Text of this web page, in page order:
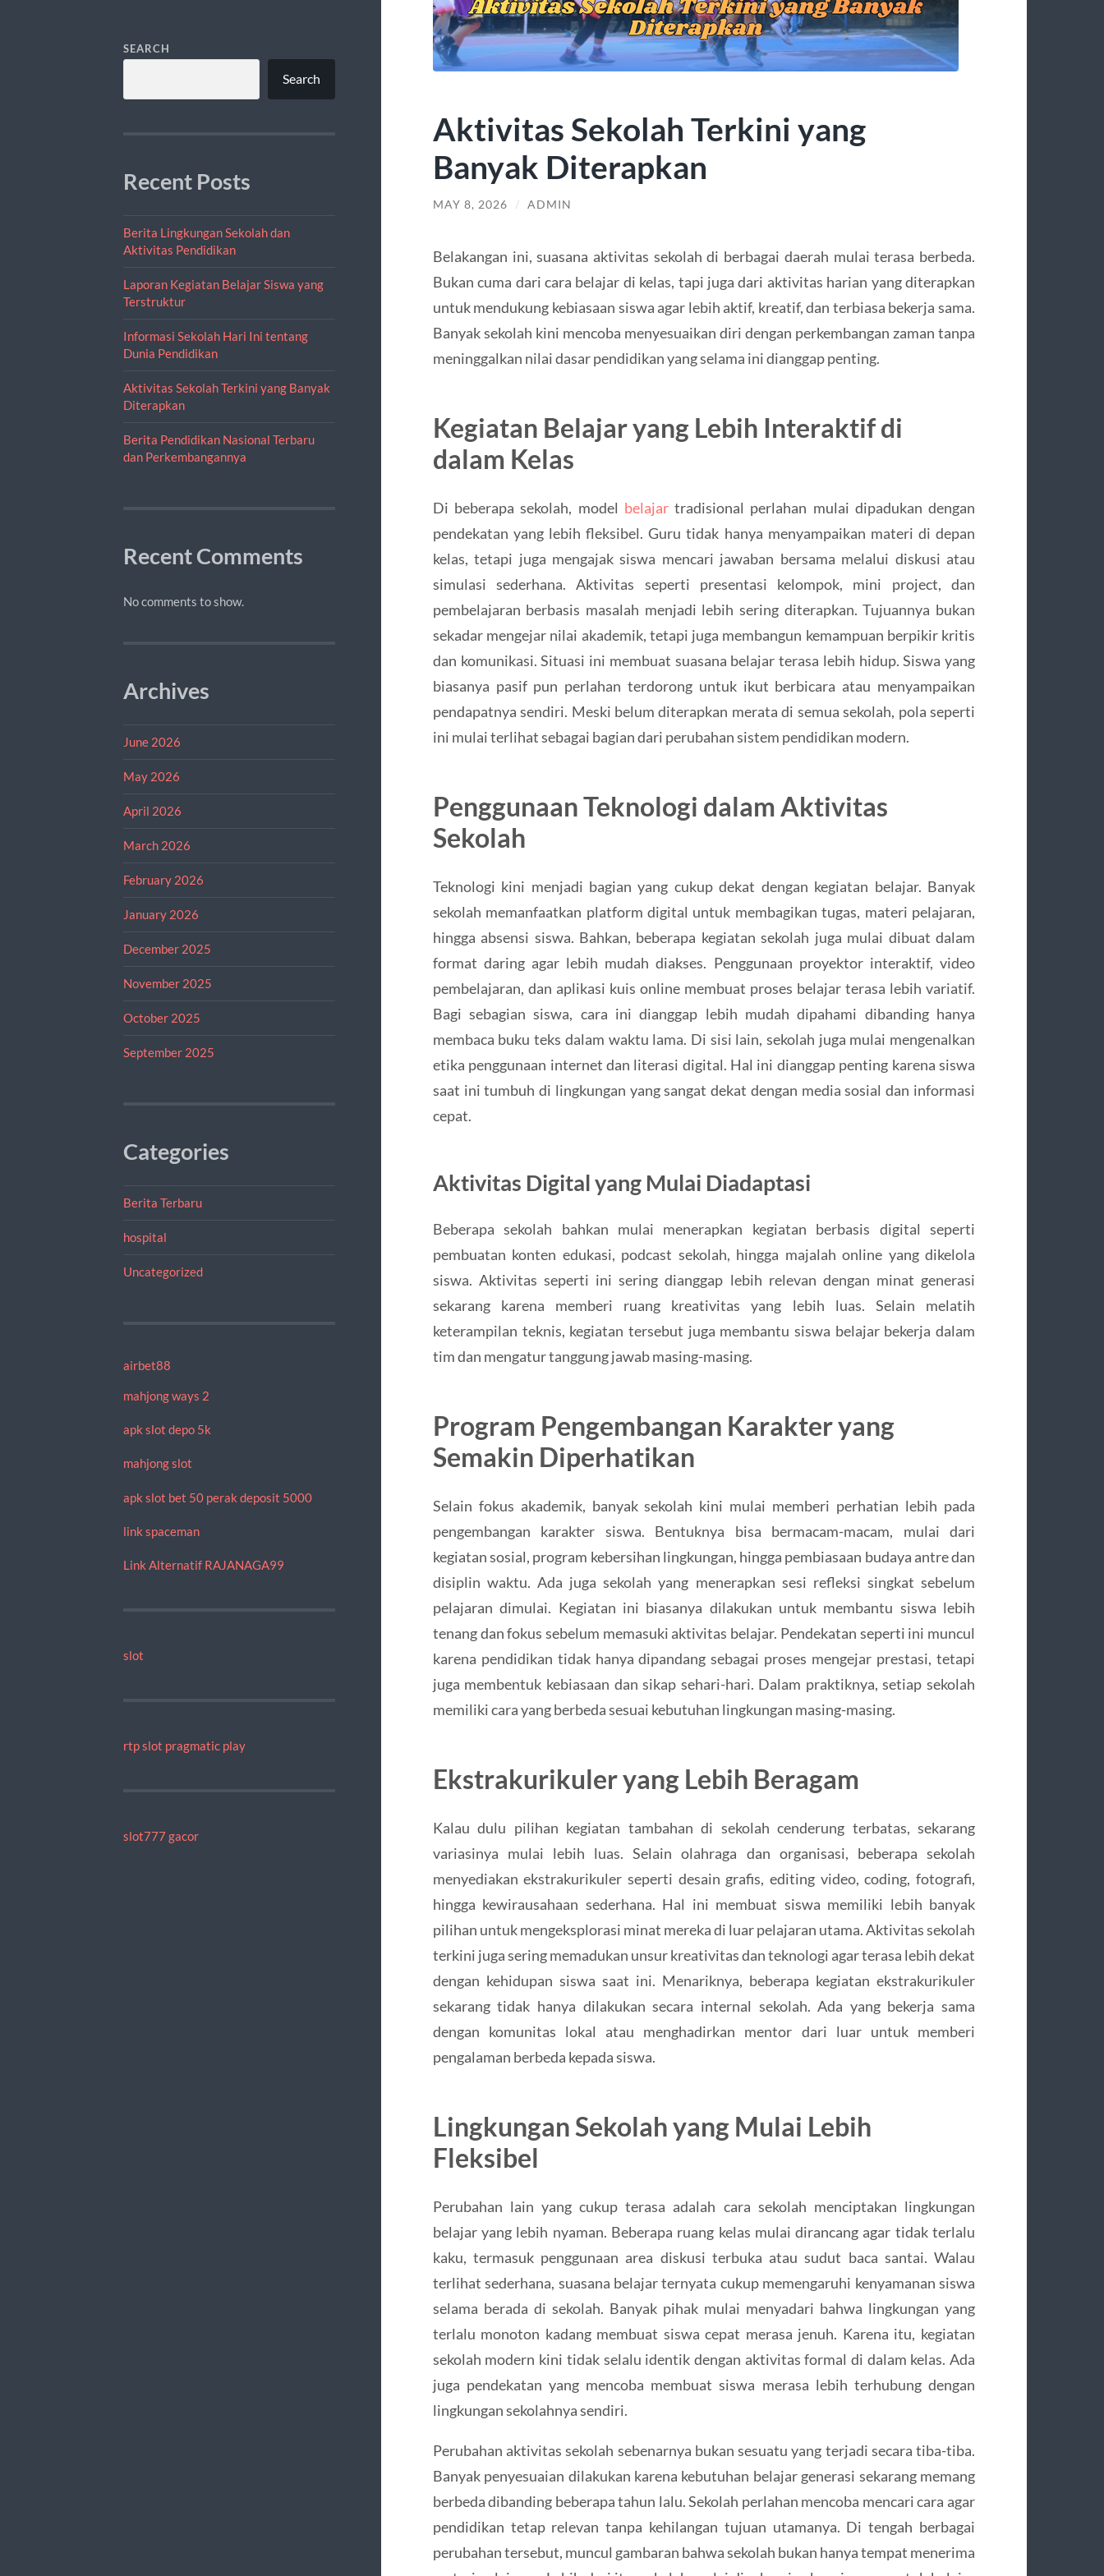
SEARCH
Search
Recent Posts
Berita Lingkungan Sekolah dan
Aktivitas Pendidikan
Laporan Kegiatan Belajar Siswa yang
Terstruktur
Informasi Sekolah Hari Ini tentang
Dunia Pendidikan
Aktivitas Sekolah Terkini yang Banyak
Diterapkan
Berita Pendidikan Nasional Terbaru
dan Perkembangannya
Recent Comments
No comments to show.
Archives
June 2026
May 2026
April 2026
March 2026
February 2026
January 2026
December 2025
November 2025
October 2025
September 2025
Categories
Berita Terbaru
hospital
Uncategorized
airbet88
mahjong ways 2
apk slot depo 5k
mahjong slot
apk slot bet 50 perak deposit 5000
link spaceman
Link Alternatif RAJANAGA99
slot
rtp slot pragmatic play
slot777 gacor
Aktivitas Sekolah Terkini yang
Banyak Diterapkan
MAY 8, 2026 / ADMIN
Belakangan ini, suasana aktivitas sekolah di berbagai daerah mulai terasa berbeda.
Bukan cuma dari cara belajar di kelas, tapi juga dari aktivitas harian yang diterapkan
untuk mendukung kebiasaan siswa agar lebih aktif, kreatif, dan terbiasa bekerja sama.
Banyak sekolah kini mencoba menyesuaikan diri dengan perkembangan zaman tanpa
meninggalkan nilai dasar pendidikan yang selama ini dianggap penting.
Kegiatan Belajar yang Lebih Interaktif di
dalam Kelas
Di beberapa sekolah, model belajartradisional perlahan mulai dipadukan dengan
pendekatan yang lebih fleksibel. Guru tidak hanya menyampaikan materi di depan
kelas, tetapi juga mengajak siswa mencari jawaban bersama melalui diskusi atau
simulasi sederhana. Aktivitas seperti presentasi kelompok, mini project, dan
pembelajaran berbasis masalah menjadi lebih sering diterapkan. Tujuannya bukan
sekadar mengejar nilai akademik, tetapi juga membangun kemampuan berpikir kritis
dan komunikasi. Situasi ini membuat suasana belajar terasa lebih hidup. Siswa yang
biasanya pasif pun perlahan terdorong untuk ikut berbicara atau menyampaikan
pendapatnya sendiri. Meski belum diterapkan merata di semua sekolah, pola seperti
ini mulai terlihat sebagai bagian dari perubahan sistem pendidikan modern.
Penggunaan Teknologi dalam Aktivitas
Sekolah
Teknologi kini menjadi bagian yang cukup dekat dengan kegiatan belajar. Banyak
sekolah memanfaatkan platform digital untuk membagikan tugas, materi pelajaran,
hingga absensi siswa. Bahkan, beberapa kegiatan sekolah juga mulai dibuat dalam
format daring agar lebih mudah diakses. Penggunaan proyektor interaktif, video
pembelajaran, dan aplikasi kuis online membuat proses belajar terasa lebih variatif.
Bagi sebagian siswa, cara ini dianggap lebih mudah dipahami dibanding hanya
membaca buku teks dalam waktu lama. Di sisi lain, sekolah juga mulai mengenalkan
etika penggunaan internet dan literasi digital. Hal ini dianggap penting karena siswa
saat ini tumbuh di lingkungan yang sangat dekat dengan media sosial dan informasi
cepat.
Aktivitas Digital yang Mulai Diadaptasi
Beberapa sekolah bahkan mulai menerapkan kegiatan berbasis digital seperti
pembuatan konten edukasi, podcast sekolah, hingga majalah online yang dikelola
siswa. Aktivitas seperti ini sering dianggap lebih relevan dengan minat generasi
sekarang karena memberi ruang kreativitas yang lebih luas. Selain melatih
keterampilan teknis, kegiatan tersebut juga membantu siswa belajar bekerja dalam
tim dan mengatur tanggung jawab masing-masing.
Program Pengembangan Karakter yang
Semakin Diperhatikan
Selain fokus akademik, banyak sekolah kini mulai memberi perhatian lebih pada
pengembangan karakter siswa. Bentuknya bisa bermacam-macam, mulai dari
kegiatan sosial, program kebersihan lingkungan, hingga pembiasaan budaya antre dan
disiplin waktu. Ada juga sekolah yang menerapkan sesi refleksi singkat sebelum
pelajaran dimulai. Kegiatan ini biasanya dilakukan untuk membantu siswa lebih
tenang dan fokus sebelum memasuki aktivitas belajar. Pendekatan seperti ini muncul
karena pendidikan tidak hanya dipandang sebagai proses mengejar prestasi, tetapi
juga membentuk kebiasaan dan sikap sehari-hari. Dalam praktiknya, setiap sekolah
memiliki cara yang berbeda sesuai kebutuhan lingkungan masing-masing.
Ekstrakurikuler yang Lebih Beragam
Kalau dulu pilihan kegiatan tambahan di sekolah cenderung terbatas, sekarang
variasinya mulai lebih luas. Selain olahraga dan organisasi, beberapa sekolah
menyediakan ekstrakurikuler seperti desain grafis, editing video, coding, fotografi,
hingga kewirausahaan sederhana. Hal ini membuat siswa memiliki lebih banyak
pilihan untuk mengeksplorasi minat mereka di luar pelajaran utama. Aktivitas sekolah
terkini juga sering memadukan unsur kreativitas dan teknologi agar terasa lebih dekat
dengan kehidupan siswa saat ini. Menariknya, beberapa kegiatan ekstrakurikuler
sekarang tidak hanya dilakukan secara internal sekolah. Ada yang bekerja sama
dengan komunitas lokal atau menghadirkan mentor dari luar untuk memberi
pengalaman berbeda kepada siswa.
Lingkungan Sekolah yang Mulai Lebih
Fleksibel
Perubahan lain yang cukup terasa adalah cara sekolah menciptakan lingkungan
belajar yang lebih nyaman. Beberapa ruang kelas mulai dirancang agar tidak terlalu
kaku, termasuk penggunaan area diskusi terbuka atau sudut baca santai. Walau
terlihat sederhana, suasana belajar ternyata cukup memengaruhi kenyamanan siswa
selama berada di sekolah. Banyak pihak mulai menyadari bahwa lingkungan yang
terlalu monoton kadang membuat siswa cepat merasa jenuh. Karena itu, kegiatan
sekolah modern kini tidak selalu identik dengan aktivitas formal di dalam kelas. Ada
juga pendekatan yang mencoba membuat siswa merasa lebih terhubung dengan
lingkungan sekolahnya sendiri.
Perubahan aktivitas sekolah sebenarnya bukan sesuatu yang terjadi secara tiba-tiba.
Banyak penyesuaian dilakukan karena kebutuhan belajar generasi sekarang memang
berbeda dibanding beberapa tahun lalu. Sekolah perlahan mencoba mencari cara agar
pendidikan tetap relevan tanpa kehilangan tujuan utamanya. Di tengah berbagai
perubahan tersebut, muncul gambaran bahwa sekolah bukan hanya tempat menerima